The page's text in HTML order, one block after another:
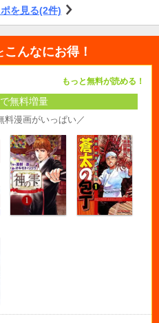
を見る(2件)
こんなにお得！
もっと無料が読める！
無料増量
料漫画がいっぱい／